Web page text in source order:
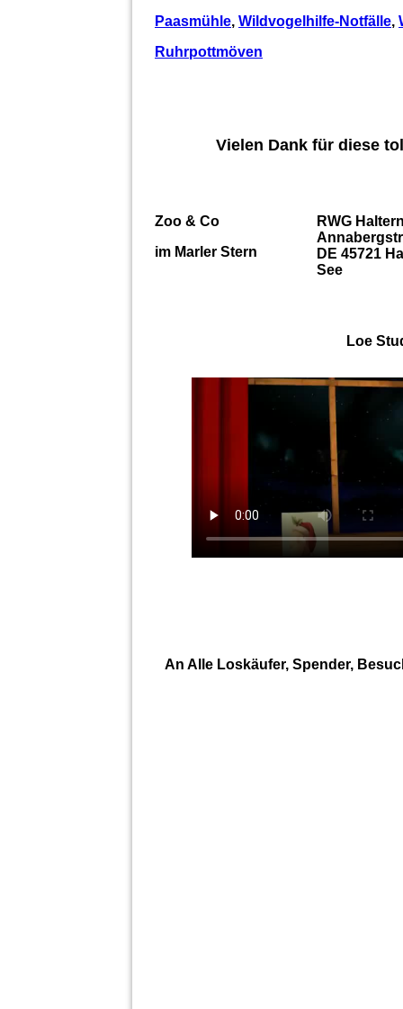
Paasmühle, Wildvogelhilfe-Notfälle,
Ruhrpottmöven
Vielen Dank für diese
Zoo & Co
im Marler Stern
RWG
DE 45721
See
Loe
An Alle Loskäufer, Spender,